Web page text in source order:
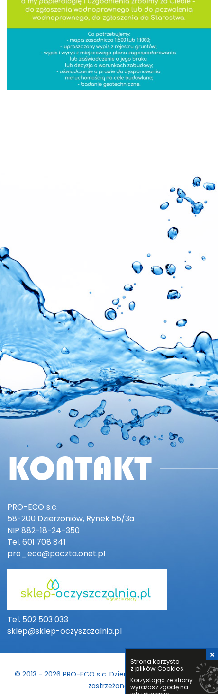
KONTAKT
PRO-ECO s.c.
58-200 Dzierżoniów, Rynek 55/3a
NIP 882-18-24-350
Tel. 601 708 841
pro_eco@poczta.onet.pl
Tel. 502 503 033
sklep@sklep-oczyszczalnia.pl
© 2013 - 2026 PRO-ECO s.c. Dzierżoniów. Wszelkie prawa
zastrzeżone.
Strona korzysta
z plików Cookies.
Korzystając ze strony
wyrażasz zgodę na